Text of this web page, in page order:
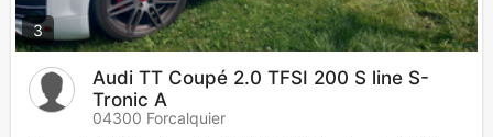
3
Audi TT Coupé 2.0 TFSI 200 S line S-
Tronic A
04300 Forcalquier